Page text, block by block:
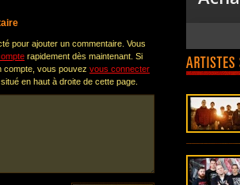
pour ajouter un commentaire. Vous
rapidement dès maintenant. Si
compte, vous pouvez vous connecter
en haut à droite de cette page.